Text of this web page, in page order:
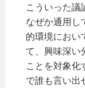
こういった議
なぜか通用し
的環境におい
て、興味深い
ことを対象化
で誰も言い出